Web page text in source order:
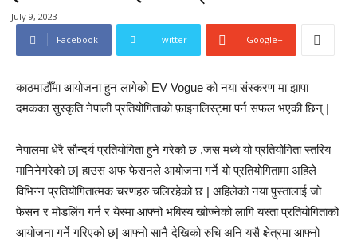
July 9, 2023
Facebook
Twitter Google+
काठमाडौँमा आयोजना हुन लागेको EV Vogue को नया संस्करण मा झापा
दमकका सुस्कृति नेपाली प्रतियोगिताको फ़ाइनलिस्ट्मा पर्न सफल भएकी छिन् |
नेपालमा धेरै सौन्दर्य प्रतियोगिता हुने गरेको छ ,जस मध्ये यो प्रतियोगिता स्तरिय
मानिनेगरेको छ| हाउस अफ फेसनले आयोजना गर्ने यो प्रतियोगितामा अहिले
विभिन्न प्रतियोगितात्मक चरणहरु चलिरहेको छ | अहिलेको नया पुस्तालाई जो
फेसन र मोडलिंग गर्न र येस्मा आफ्नो भबिस्य खोज्नेको लागि यस्ता प्रतियोगिताको
आयोजना गर्ने गरिएको छ| आफ्नो सानै देखिको रुचि अनि यसै क्षेत्रमा आफ्नो